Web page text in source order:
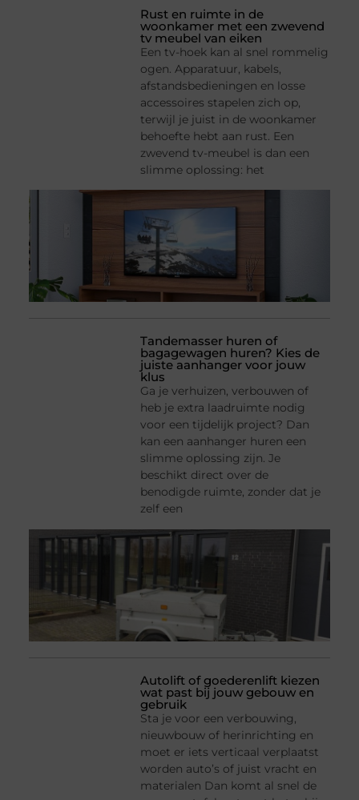
Rust en ruimte in de
woonkamer met een zwevend
tv meubel van eiken
Een tv-hoek kan al snel rommelig
ogen. Apparatuur, kabels,
afstandsbedieningen en losse
accessoires stapelen zich op,
terwijl je juist in de woonkamer
behoefte hebt aan rust. Een
zwevend tv-meubel is dan een
slimme oplossing: het
Tandemasser huren of
bagagewagen huren? Kies de
juiste aanhanger voor jouw
klus
Ga je verhuizen, verbouwen of
heb je extra laadruimte nodig
voor een tijdelijk project? Dan
kan een aanhanger huren een
slimme oplossing zijn. Je
beschikt direct over de
benodigde ruimte, zonder dat je
zelf een
Autolift of goederenlift kiezen
wat past bij jouw gebouw en
gebruik
Sta je voor een verbouwing,
nieuwbouw of herinrichting en
moet er iets verticaal verplaatst
worden auto’s of juist vracht en
materialen Dan komt al snel de